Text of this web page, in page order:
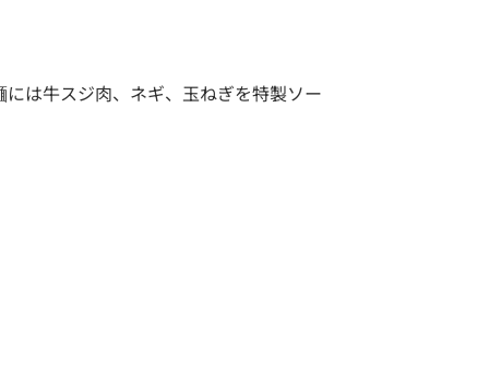
は牛スジ肉、ネギ、玉ねぎを特製ソー